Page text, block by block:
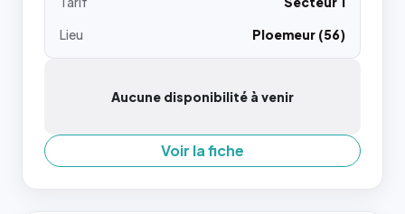
Lieu
Ploemeur (56)
Aucune disponibilité à venir
Voir la fiche